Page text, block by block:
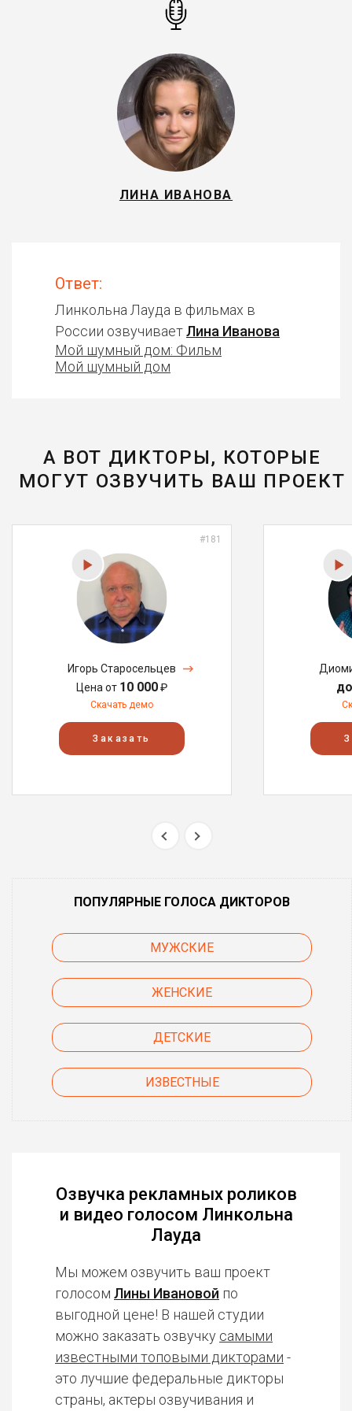
ЛИНА ИВАНОВА
Ответ:
Линкольна Лауда в фильмах в
России озвучиваетЛина Иванова
Мой шумный дом: Фильм
Мой шумный дом
А ВОТ ДИКТОРЫ, КОТОРЫЕ
МОГУТ ОЗВУЧИТЬ ВАШ ПРОЕКТ
#181
Игорь Старосельцев
Цена от 10 000₽
Скачать демо
Заказать
ПОПУЛЯРНЫЕ ГОЛОСА ДИКТОРОВ
МУЖСКИЕ
ЖЕНСКИЕ
ДЕТСКИЕ
ИЗВЕСТНЫЕ
Озвучка рекламных роликов
и видео голосом Линкольна
Лауда
Мы можем озвучить ваш проект
голосом Лины Ивановой по
выгодной цене! В нашей студии
можно заказать озвучку самыми
известными топовыми дикторами -
это лучшие федеральные дикторы
страны, актеры озвучивания и